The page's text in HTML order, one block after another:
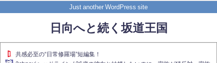
Just another WordPress site
日向へと続く坂道王国
共感必至の“日常修羅場”短編集！